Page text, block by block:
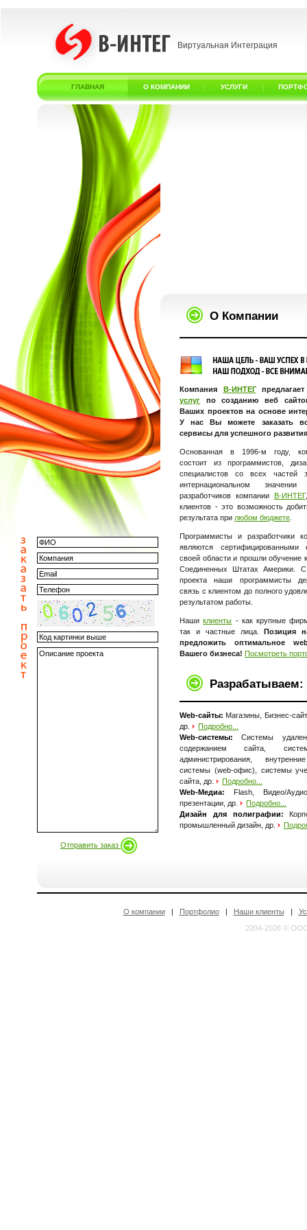
Виртуальная Интеграция
ГЛАВНАЯ О КОМПАНИИ УСЛУГИ
Отправить заказ
О Компании
Компания В-ИНТЕГ
услуг по созданию веб
Ваших проектов на основе
У нас Вы можете заказать
сервисы для успешного
Основанная в 1996-м году,
состоит из программистов,
специалистов со всех частей
интернациональном
разработчиков компании В-ИНТЕГ
клиентов - это возможность
результата при любом бюджете
Программисты и разработчики
являются сертифицированными
своей области и прошли обучение
Соединенных Штатах Америки.
проекта наши программисты
связь с клиентом до полного
результатом работы.
Нашиклиенты - как крупные
так и частные лица.Позиция
предложить оптимальное
Вашего бизнеса! Посмотреть
Разрабатываем:
Web-сайты: Магазины, Бизнес-
др.
Подробно...
Web-системы: Системы
содержанием сайта,
администрирования,
системы (web-офис), системы
сайта, др.
Подробно...
Web-Медиа: Flash, Видео/
презентации, др.
Подробно...
Дизайн для полиграфии:
промышленный дизайн, др.
О компании| Портфолио| Наши клиенты |
2004-2026 ©